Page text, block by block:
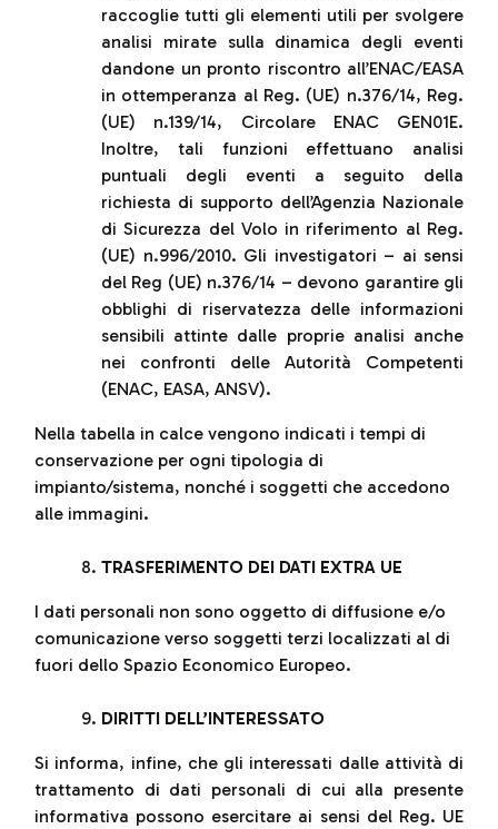
raccoglie tutti gli elementi utili per svolgere
analisi mirate sulla dinamica degli eventi
dandone un pronto riscontro all’ENAC/EASA
in ottemperanza al Reg. (UE) n.376/14, Reg.
(UE) n.139/14, Circolare ENAC GEN01E.
Inoltre, tali funzioni effettuano analisi
puntuali degli eventi a seguito della
richiesta di supporto dell’Agenzia Nazionale
di Sicurezza del Volo in riferimento al Reg.
(UE) n.996/2010. Gli investigatori – ai sensi
del Reg (UE) n.376/14 – devono garantire gli
obblighi di riservatezza delle informazioni
sensibili attinte dalle proprie analisi anche
nei confronti delle Autorità Competenti
(ENAC, EASA, ANSV).
Nella tabella in calce vengono indicati i tempi di
conservazione per ogni tipologia di
impianto/sistema, nonché i soggetti che accedono
alle immagini.
TRASFERIMENTO DEI DATI EXTRA UE
I dati personali non sono oggetto di diffusione e/o
comunicazione verso soggetti terzi localizzati al di
fuori dello Spazio Economico Europeo.
DIRITTI DELL’INTERESSATO
Si informa, infine, che gli interessati dalle attività di
trattamento di dati personali di cui alla presente
informativa possono esercitare ai sensi del Reg. UE